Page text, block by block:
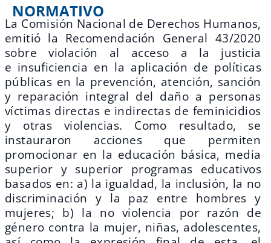
NORMATIVO
La Comisión Nacional de Derechos Humanos,
emitió la Recomendación General 43/2020
sobre violación al acceso a la justicia
e insuficiencia en la aplicación de políticas
públicas en la prevención, atención, sanción
y reparación integral del daño a personas
víctimas directas e indirectas de feminicidios
y otras violencias. Como resultado, se
instauraron acciones que permiten
promocionar en la educación básica, media
superior y superior programas educativos
basados en: a) la igualdad, la inclusión, la no
discriminación y la paz entre hombres y
mujeres; b) la no violencia por razón de
género contra la mujer, niñas, adolescentes,